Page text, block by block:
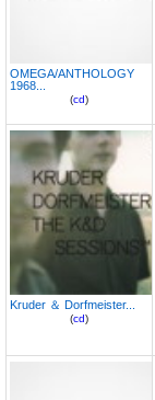
OMEGA/ANTHOLOGY
1968...
(cd)
Kruder ＆ Dorfmeister...
(cd)